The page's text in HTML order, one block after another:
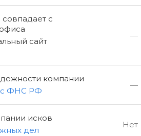
с
сайт
—
компании
ФНС РФ
—
исков
дел
Нет